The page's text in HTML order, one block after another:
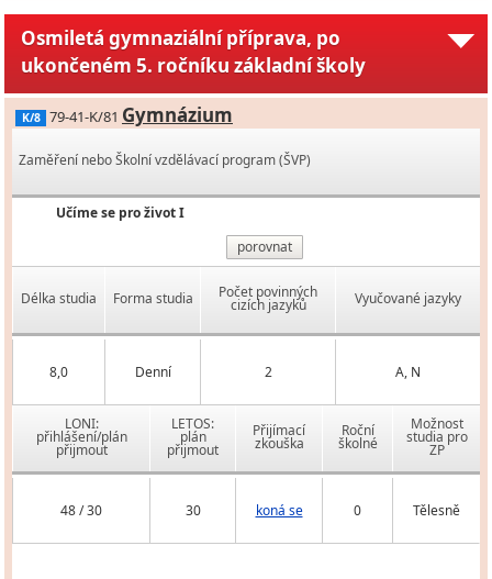
Osmiletá gymnaziální příprava, po
ukončeném 5. ročníku základní školy
K/8 79-41-K/81 Gymnázium
Zaměření nebo Školní vzdělávací program (ŠVP)
Učíme se pro život I
porovnat
Délka studia Forma studia Počet povinných
cizích jazyků Vyučované jazyky
8,0 Denní 2 A, N
LONI:
přihlášení/plán
přijmout
LETOS:
plán
přijmout
Přijímací
zkouška
Roční
školné
Možnost
studia pro
ZP
48 / 30 30 koná se 0 Tělesně